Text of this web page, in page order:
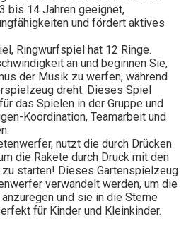
bis 14 Jahren geeignet,
und fördert aktives
Ringwurfspiel hat 12 Ringe.
an und beginnen Sie,
der Musik zu werfen, während
dreht. Dieses Spiel
das Spielen in der Gruppe und
Koordination, Teamarbeit und
nutzt die durch Drücken
die Rakete durch Druck mit den
zu starten! Dieses Gartenspielzeug
verwandelt werden, um die
und sie in die Sterne
für Kinder und Kleinkinder.